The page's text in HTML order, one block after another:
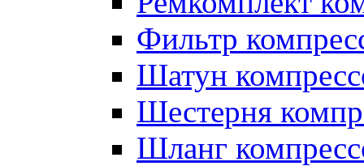
Фильтр
Шатун
Шестерня
Шланг